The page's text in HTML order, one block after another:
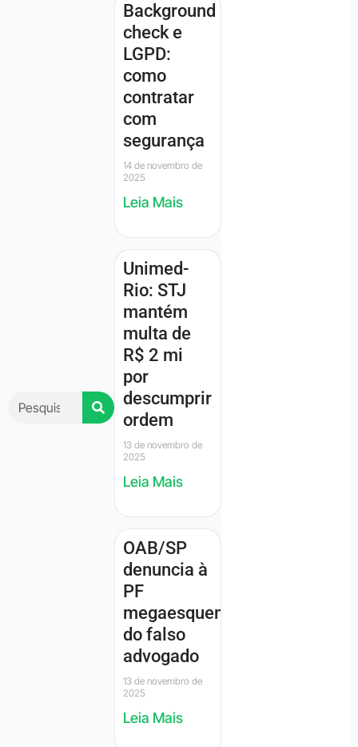
Background
check e
LGPD:
como
contratar
com
segurança
14 de novembro de
2025
Leia Mais
Unimed-
Rio: STJ
mantém
multa de
R$ 2 mi
por
descumprir
ordem
13 de novembro de
2025
Leia Mais
OAB/SP
denuncia à
PF
megaesquema
do falso
advogado
13 de novembro de
2025
Leia Mais